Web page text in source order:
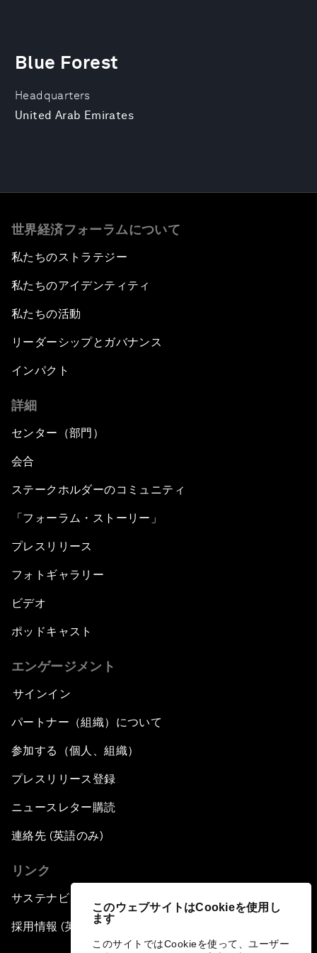
このウェブサイトはCookieを使用し
ます
このサイトではCookieを使って、ユーザー
Headquarters
United Arab Emirates
Blue Forest
世界経済フォーラムについて
私たちのストラテジー
私たちのアイデンティティ
私たちの活動
リーダーシップとガバナンス
インパクト
詳細
センター（部門）
会合
ステークホルダーのコミュニティ
「フォーラム・ストーリー」
プレスリリース
フォトギャラリー
ビデオ
ポッドキャスト
エンゲージメント
サインイン
パートナー（組織）について
参加する（個人、組織）
プレスリリース登録
ニュースレター購読
連絡先 (英語のみ)
リンク
サステナビリティへの取り組み
採用情報 (英語のみ)